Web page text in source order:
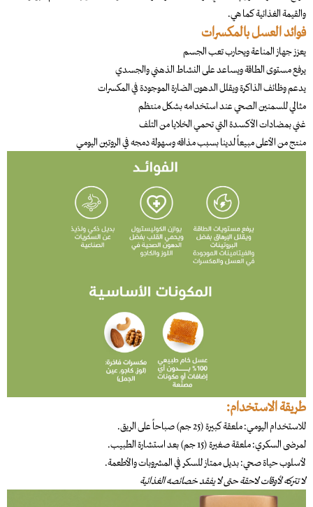
والقيمة الغذائية كما هي.
فوائد العسل بالمكسرات
يعزز جهاز المناعة ويحارب تعب الجسم
يرفع مستوى الطاقة ويساعد على النشاط الذهني والجسدي
يدعم وظائف الذاكرة ويقلل الدهون الضارة الموجودة في المكسرات
مثالي للسمنين الصحي عند استخدامه بشكل منتظم
غني بمضادات الأكسدة التي تحمي الخلايا من التلف
منتج من الأعلى مبيعاً لدينا بسبب مذاقه وسهولة دمجه في الروتين اليومي
طريقة الاستخدام:
للاستخدام اليومي: ملعقة كبيرة (25 جم) صباحاً على الريق.
لمرضى السكري: ملعقة صغيرة (15 جم) بعد استشارة الطبيب.
لأسلوب حياة صحي: بديل ممتاز للسكر في المشروبات والأطعمة.
لا تتركه لأوقات لاحقة حتى لا يفقد خصائصه الغذائية